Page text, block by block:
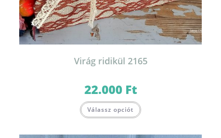
Virág ridikül 2165
22.000 Ft
Válassz opciót